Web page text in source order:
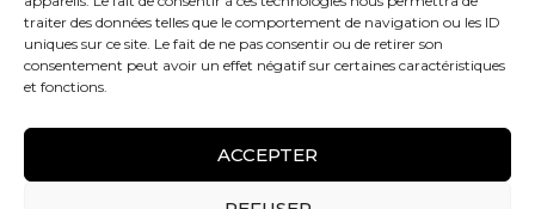
traiter des données telles que le comportement de navigation ou les ID
uniques sur ce site. Le fait de ne pas consentir ou de retirer son
consentement peut avoir un effet négatif sur certaines caractéristiques
et fonctions.
ACCEPTER
1225 Greene Ave, Westmount, QC H3Z 2A4
8280 Bd Champlain, LaSalle, QC H8P 1B3.